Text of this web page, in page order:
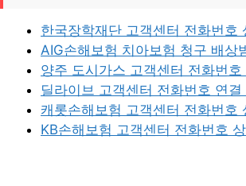
한국장학재단 고객센터 전화번호
AIG손해보험 치아보험 청구 배상
양주 도시가스 고객센터 전화번
딜라이브 고객센터 전화번호 연
캐롯손해보험 고객센터 전화번호
KB손해보험 고객센터 전화번호